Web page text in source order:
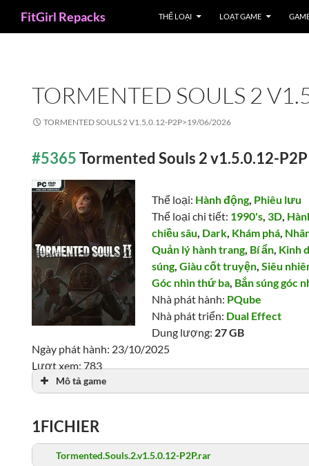
FitGirl Repacks THỂ LOẠI LOẠT GAME
TORMENTED SOULS 2
TORMENTED SOULS 2 V1.5.0.12-P2P>19/06/2026
#5365Tormented Souls 2 v1.5.0.12-P2P
Thể loại: Hành động, Phiêu lưu
Thể loại chi tiết: 1990's, 3D,
chiều sâu, Dark, Khám phá,
Quản lý hành trang, Bí ẩn, Kinh
súng,Giàu cốt truyện,Siêu
Góc nhìn thứ ba, Bắn súng góc
Nhà phát hành: PQube
Nhà phát triển: Dual Effect
Dung lượng: 27 GB
Ngày phát hành: 23/10/2025
Lượt xem: 783
Mô tả game
1FICHIER
Tormented.Souls.2.v1.5.0.12-P2P.rar